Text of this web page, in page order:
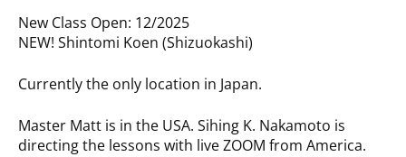
New Class Open: 12/2025
NEW! Shintomi Koen (Shizuokashi)
Currently the only location in Japan.
Master Matt is in the USA. Sihing K. Nakamoto is
directing the lessons with live ZOOM from America.